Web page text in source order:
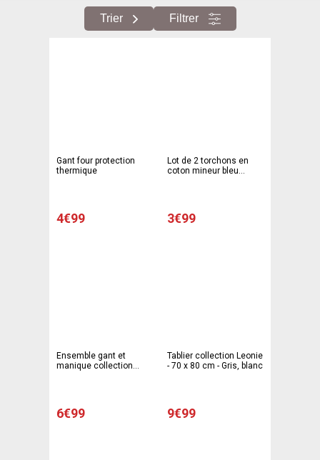
Trier Filtrer
Gant four protection
thermique
4€99
Lot de 2 torchons en
coton mineur bleu
3€99
Ensemble gant et
manique collection
6€99
Tablier collection Leonie
- 70 x 80 cm - Gris, blanc
9€99